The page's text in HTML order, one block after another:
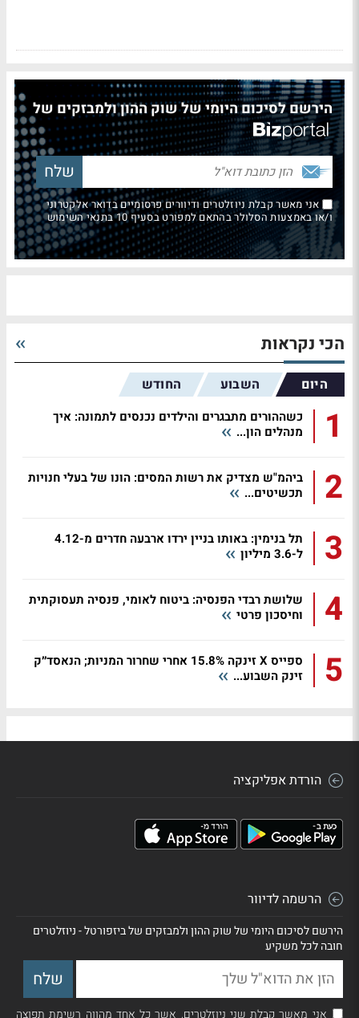
הירשם לסיכום היומי של שוק ההון ולמבזקים של
אני מאשר קבלת ניוזלטרים ודיוורים פרסומיים בדואר אלקטרוני
ו/או באמצעות הסלולר בהתאם למפורט בסעיף 10 בתנאי השימוש
הכי נקראות
היום השבוע החודש
1
כשההורים מתבגרים והילדים נכנסים לתמונה: איך
מנהלים הון...
2
ביהמ"ש מצדיק את רשות המסים: הונו של בעלי חנויות
תכשיטים...
3
תל בנימין: באותו בניין ירדו ארבעה חדרים מ-4.12
ל-3.6 מיליון
4
שלושת רבדי הפנסיה: ביטוח לאומי, פנסיה תעסוקתית
וחיסכון פרטי
5
ספייס X זינקה 15.8% אחרי שחרור המניות; הנאסד״ק
זינק השבוע...
הורדת אפליקציה
הרשמה לדיוור
הירשם לסיכום היומי של שוק ההון ולמבזקים של ביזפורטל - ניוזלטרים
חובה לכל משקיע
אני מאשר קבלת שני ניוזלטרים, אשר כל אחד מהווה רשימת תפוצה